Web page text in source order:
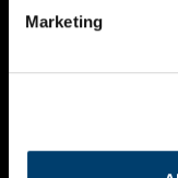
Marketing
VIDEO’S
CONTACT